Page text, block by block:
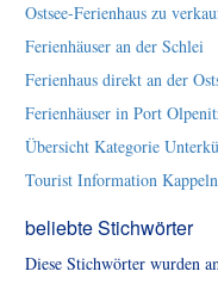
Ostsee-Ferienhaus zu
Ferienhäuser an der Schlei
Ferienhaus direkt an der
Ferienhäuser in Port
Übersicht Kategorie
Tourist Information Kappeln
beliebte Stichwörter
Diese Stichwörter wurden